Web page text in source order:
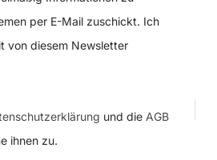
per E-Mail zuschickt. Ich
von diesem Newsletter
und die AGB
ihnen zu.